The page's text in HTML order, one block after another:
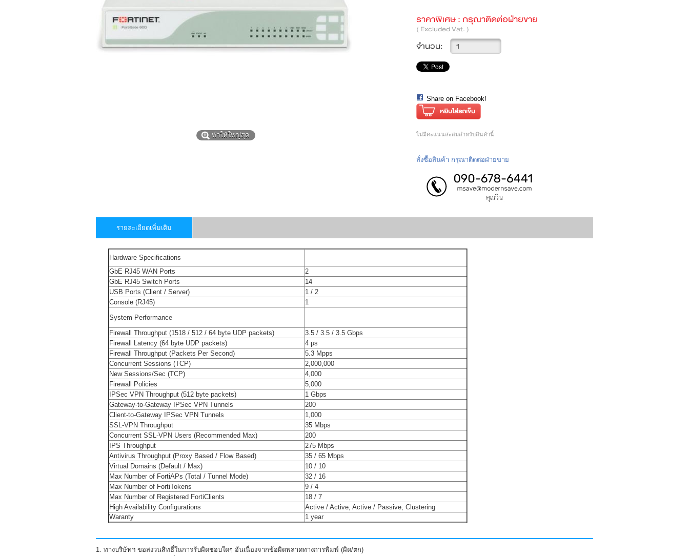
ราคาพิเศษ :กรุณาติดต่อฝ่ายขาย
( Excluded Vat. )
จำนวน:
Share on Facebook!
ไม่มีคะแนนสะสมสำหรับสินค้านี้
สั่งซื้อสินค้า กรุณาติดต่อฝ่ายขาย
ทำให้ใหญ่สุด
รายละเอียดเพิ่มเติม
Hardware Specifications
GbE RJ45 WAN Ports
2
GbE RJ45 Switch Ports
14
USB Ports (Client / Server)
1 / 2
Console (RJ45)
1
System Performance
Firewall Throughput (1518 / 512 / 64 byte UDP packets)
3.5 / 3.5 / 3.5 Gbps
Firewall Latency (64 byte UDP packets)
4 μs
Firewall Throughput (Packets Per Second)
5.3 Mpps
Concurrent Sessions (TCP)
2,000,000
New Sessions/Sec (TCP)
4,000
Firewall Policies
5,000
IPSec VPN Throughput (512 byte packets)
1 Gbps
Gateway-to-Gateway IPSec VPN Tunnels
200
Client-to-Gateway IPSec VPN Tunnels
1,000
SSL-VPN Throughput
35 Mbps
Concurrent SSL-VPN Users (Recommended Max)
200
IPS Throughput
275 Mbps
Antivirus Throughput (Proxy Based / Flow Based)
35 / 65 Mbps
Virtual Domains (Default / Max)
10 / 10
Max Number of FortiAPs (Total / Tunnel Mode)
32 / 16
Max Number of FortiTokens
9 / 4
Max Number of Registered FortiClients
18 / 7
High Availability Configurations
Active / Active, Active / Passive, Clustering
Waranty
1 year
1. ทางบริษัทฯ ขอสงวนสิทธิ์ในการรับผิดชอบใดๆ อันเนื่องจากข้อผิดพลาดทางการพิมพ์ (ผิด/ตก)